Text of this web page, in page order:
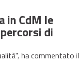
in CdM le
di
ha commentato il